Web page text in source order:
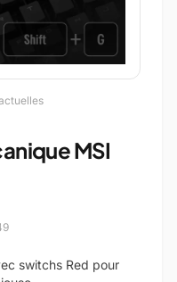
MSI
switchs Red pour